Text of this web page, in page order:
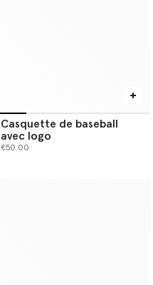
Casquette de baseball
avec logo
€50.00